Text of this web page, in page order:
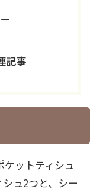
記事
ットティシュ
ュ2つと、シー